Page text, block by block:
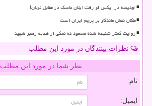
اودیسه در ایکس لو رفت ایلان ماسک در مقابل نولان!
ماکان نقش ماندگار بر پرچم ایران است
روایت کمتر شنیده شده مسعود ده نمکی از هدیه رهبر شهید
نظرات بینندگان در مورد این مطلب
نظر شما در مورد این مطلب
نام:
ایمیل: